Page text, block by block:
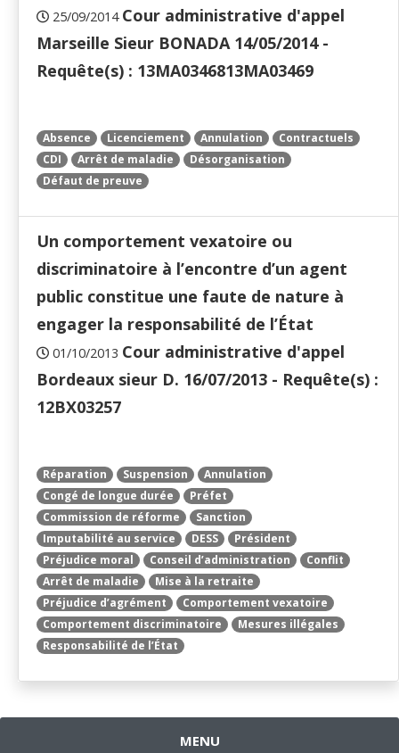
25/09/2014 Cour administrative d'appel
Marseille Sieur BONADA 14/05/2014 -
Requête(s) : 13MA0346813MA03469
Absence Licenciement Annulation
Contractuels
CDI
Arrêt de maladie
Désorganisation
Défaut de preuve
Un comportement vexatoire ou
discriminatoire à l’encontre d’un agent
public constitue une faute de nature à
engager la responsabilité de l’État
01/10/2013 Cour administrative d'appel
Bordeaux sieur D. 16/07/2013 - Requête(s) :
12BX03257
Réparation Suspension
Annulation
Congé de longue durée
Préfet
Commission de réforme
Sanction
Imputabilité au service
DESS
Président
Préjudice moral
Conseil d’administration
Conflit
Arrêt de maladie
Mise à la retraite
Préjudice d’agrément
Comportement vexatoire
Comportement discriminatoire
Mesures illégales
Responsabilité de l’État
MENU